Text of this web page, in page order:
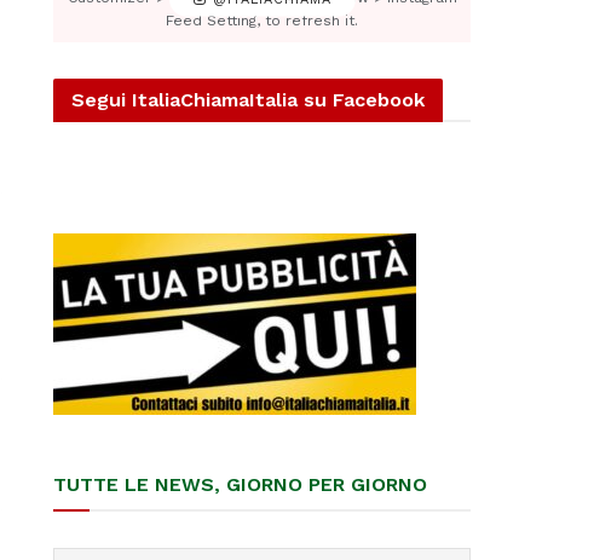
Feed Setting, to refresh it.
Segui ItaliaChiamaItalia su Facebook
TUTTE LE NEWS, GIORNO PER GIORNO